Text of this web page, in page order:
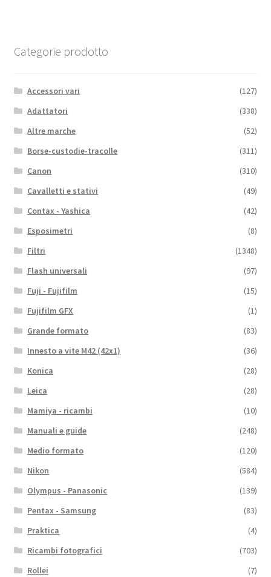
Categorie prodotto
Accessori vari
(127)
Adattatori
(338)
Altre marche
(52)
Borse-custodie-tracolle
(311)
Canon
(310)
Cavalletti e stativi
(49)
Contax - Yashica
(42)
Esposimetri
(8)
Filtri
(1348)
Flash universali
(97)
Fuji - Fujifilm
(15)
Fujifilm GFX
(1)
Grande formato
(83)
Innesto a vite M42 (42x1)
(36)
Konica
(28)
Leica
(28)
Mamiya - ricambi
(10)
Manuali e guide
(248)
Medio formato
(120)
Nikon
(584)
Olympus - Panasonic
(139)
Pentax - Samsung
(83)
Praktica
(4)
Ricambi fotografici
(703)
Rollei
(7)